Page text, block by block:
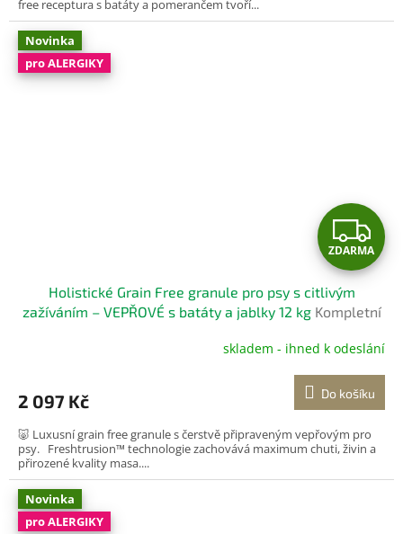
free receptura s batáty a pomerančem tvoří...
Novinka
pro ALERGIKY
Z
D
A
R
M
A
ZDARMA
Holistické Grain Free granule pro psy s citlivým
zažíváním – VEPŘOVÉ s batáty a jablky 12 kg Kompletní
skladem - ihned k odeslání
2 097 Kč Do košíku
🐷 Luxusní grain free granule s čerstvě připraveným vepřovým pro
psy. Freshtrusion™ technologie zachovává maximum chuti, živin a
přirozené kvality masa....
Novinka
pro ALERGIKY